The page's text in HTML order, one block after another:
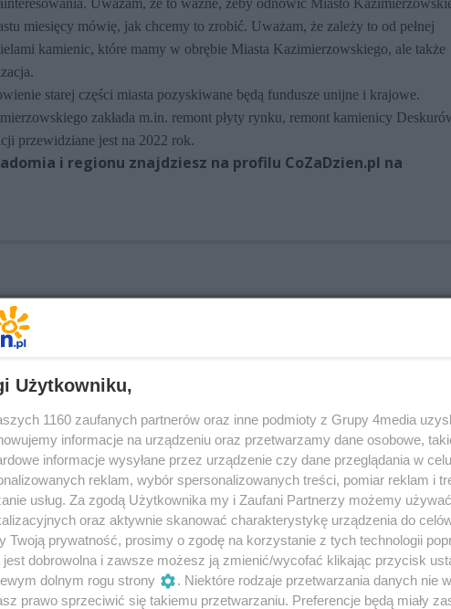
Uważam, że to ważne, żeby odnowić Miasto
miesięcy mówię, jak chcemy to zrobić. Uważam, że zależy to od pełnej
kamienic, które mamy w obrębie Miasta Kazimierzowskiego, ale także
starej części miasta pozyskiwane będą fundusze unijne i krajowe.
zakłada m.in. remont płyty rynku, remont kamienicy
przewidziane jest na 2022 rok.
i regionu znajdziesz na profilu CoZaDzien.pl na
miasto kazimierzowskie
Użytkowniku,
1160 zaufanych partnerów oraz inne podmioty z Grupy 4media
informacje na urządzeniu oraz przetwarzamy dane osobowe,
informacje wysyłane przez urządzenie czy dane przeglądania w
reklam, wybór spersonalizowanych treści, pomiar reklam i
usług. Za zgodą Użytkownika my i Zaufani Partnerzy możemy
oraz aktywnie skanować charakterystykę urządzenia do
Twoją prywatność, prosimy o zgodę na korzystanie z tych technologii
jest dobrowolna i zawsze możesz ją zmienić/wycofać klikając przycisk
dolnym rogu strony
. Niektóre rodzaje przetwarzania danych nie
prawo sprzeciwić się takiemu przetwarzaniu. Preferencje będą miały